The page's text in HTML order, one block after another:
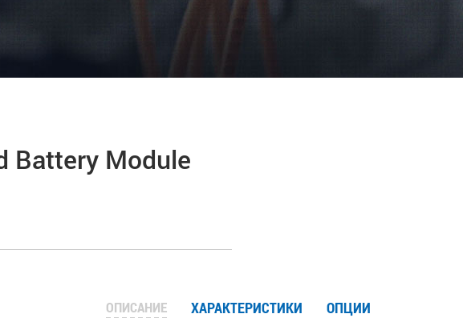
Battery Module
ОПИСАНИЕ ХАРАКТЕРИСТИКИ ОПЦИИ